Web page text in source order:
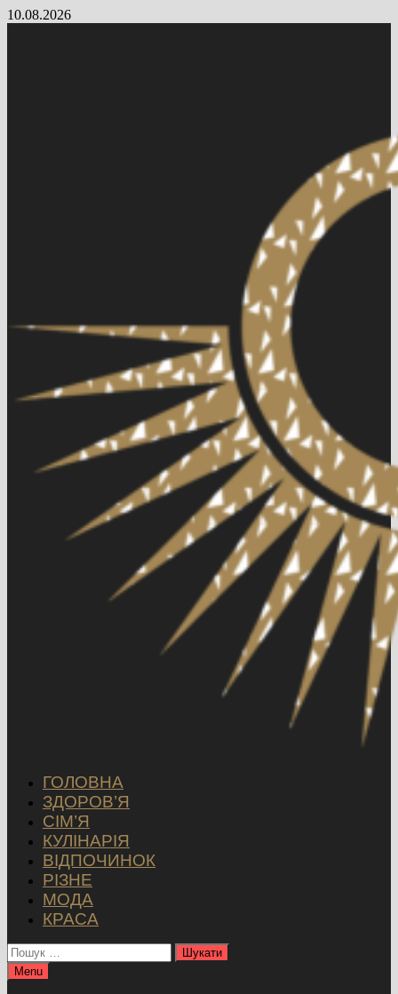
Skip
10.08.2026
ГОЛОВНА
ЗДОРОВ’Я
СІМ’Я
КУЛІНАРІЯ
ВІДПОЧИНОК
РІЗНЕ
МОДА
КРАСА
Пошук:
Menu